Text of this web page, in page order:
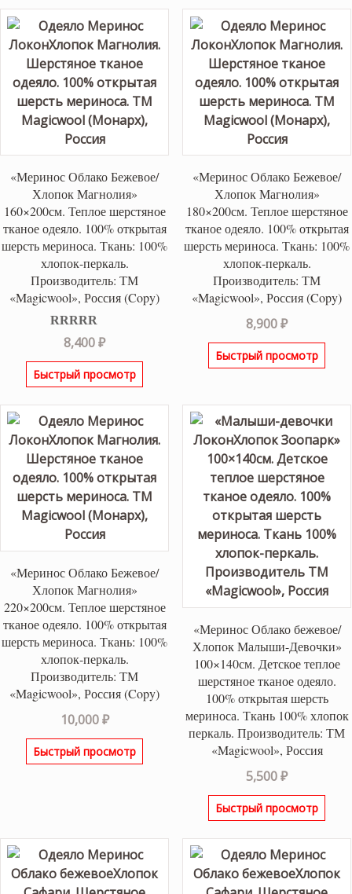
«Меринос Облако Бежевое/
Хлопок Магнолия»
160×200см. Теплое шерстяное
тканое одеяло. 100% открытая
шерсть мериноса. Ткань: 100%
хлопок-перкаль.
Производитель: ТМ
«Magicwool», Россия (Copy)
Оценка 5.00
из 5
8,400₽
Быстрый просмотр
«Меринос Облако Бежевое/
Хлопок Магнолия»
180×200см. Теплое шерстяное
тканое одеяло. 100% открытая
шерсть мериноса. Ткань: 100%
хлопок-перкаль.
Производитель: ТМ
«Magicwool», Россия (Copy)
8,900₽
Быстрый просмотр
«Меринос Облако Бежевое/
Хлопок Магнолия»
220×200см. Теплое шерстяное
тканое одеяло. 100% открытая
шерсть мериноса. Ткань: 100%
хлопок-перкаль.
Производитель: ТМ
«Magicwool», Россия (Copy)
10,000₽
Быстрый просмотр
«Меринос Облако бежевое/
Хлопок Малыши-Девочки»
100×140см. Детское теплое
шерстяное тканое одеяло.
100% открытая шерсть
мериноса. Ткань 100% хлопок
перкаль. Производитель: ТМ
«Magicwool», Россия
5,500₽
Быстрый просмотр